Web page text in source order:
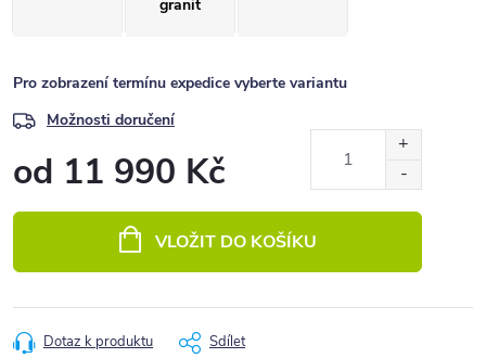
granit
Pro zobrazení termínu expedice vyberte variantu
Možnosti doručení
od 11 990 Kč
VLOŽIT DO KOŠÍKU
Dotaz k produktu Sdílet